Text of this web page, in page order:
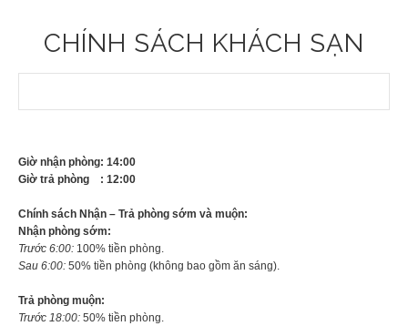
CHÍNH SÁCH KHÁCH SẠN
Giờ nhận phòng: 14:00
Giờ trả phòng : 12:00
Chính sách Nhận – Trả phòng sớm và muộn:
Nhận phòng sớm:
Trước 6:00: 100% tiền phòng.
Sau 6:00: 50% tiền phòng (không bao gồm ăn sáng).
Trả phòng muộn:
Trước 18:00: 50% tiền phòng.